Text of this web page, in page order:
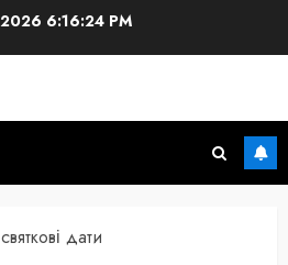
6:16:25 PM
дати